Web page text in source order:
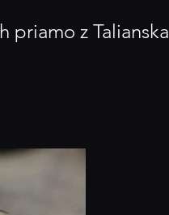
priamo z Talianska